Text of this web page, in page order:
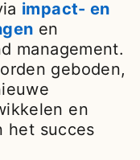
impact- en
opens in a
en
management.
geboden,
en
het succes